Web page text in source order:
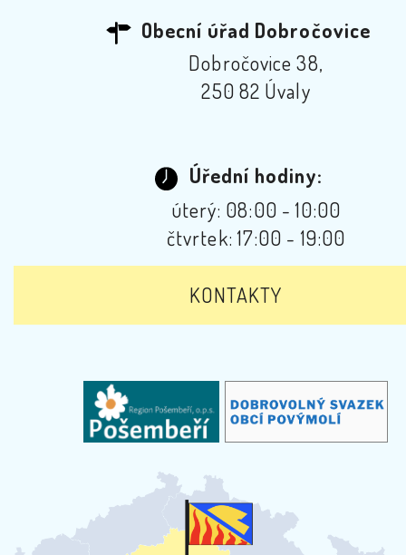
Obecní úřad Dobročovice
Dobročovice 38,
250 82 Úvaly
Úřední hodiny:
úterý: 08:00 - 10:00
čtvrtek: 17:00 - 19:00
KONTAKTY